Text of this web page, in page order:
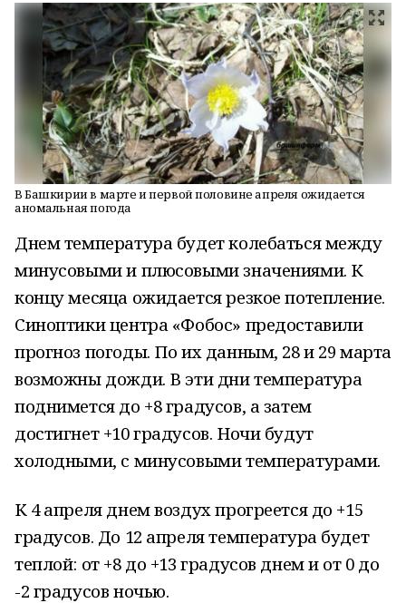
В Башкирии в марте и первой половине апреля ожидается
аномальная погода
Днем температура будет колебаться между
минусовыми и плюсовыми значениями. К
концу месяца ожидается резкое потепление.
Синоптики центра «Фобос» предоставили
прогноз погоды. По их данным, 28 и 29 марта
возможны дожди. В эти дни температура
поднимется до +8 градусов, а затем
достигнет +10 градусов. Ночи будут
холодными, с минусовыми температурами.
К 4 апреля днем воздух прогреется до +15
градусов. До 12 апреля температура будет
теплой: от +8 до +13 градусов днем и от 0 до
-2 градусов ночью.